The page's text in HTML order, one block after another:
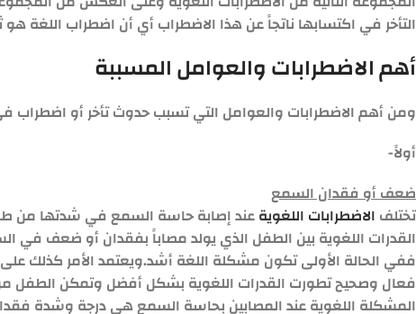
التأخر في اكتسابها ناتجاً عن هذا الاضطراب أي أن اضطراب اللغة
أهم الاضطرابات والعوامل المسببة
ومن أهم الاضطرابات والعوامل التي تسبب حدوث تأخر أو اضطراب
أولاً-
ضعف أو فقدان السمع
تختلف الاضطرابات اللغويةعند إصابة حاسة السمع في شدتها من
القدرات اللغوية بين الطفل الذي يولد مصاباً بفقدان أو ضعف
ففي الحالة الأولى تكون مشكلة اللغة أشد.ويعتمد الأمر كذلك
فعال وصحيح تطورت القدرات اللغوية بشكل أفضل وتمكن الطفل من